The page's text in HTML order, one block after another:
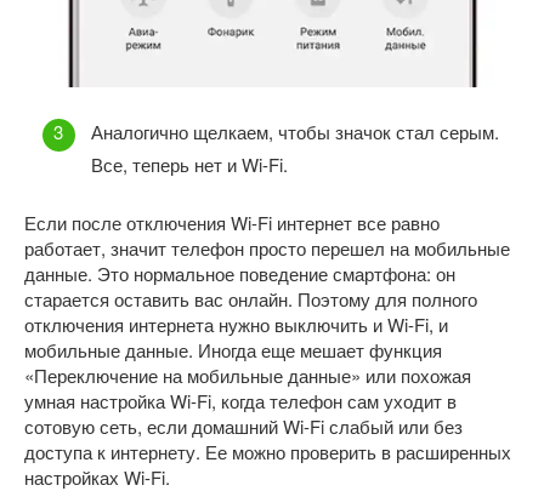
Аналогично щелкаем, чтобы значок стал серым.
Все, теперь нет и Wi-Fi.
Если после отключения Wi-Fi интернет все равно
работает, значит телефон просто перешел на мобильные
данные. Это нормальное поведение смартфона: он
старается оставить вас онлайн. Поэтому для полного
отключения интернета нужно выключить и Wi-Fi, и
мобильные данные. Иногда еще мешает функция
«Переключение на мобильные данные» или похожая
умная настройка Wi-Fi, когда телефон сам уходит в
сотовую сеть, если домашний Wi-Fi слабый или без
доступа к интернету. Ее можно проверить в расширенных
настройках Wi-Fi.